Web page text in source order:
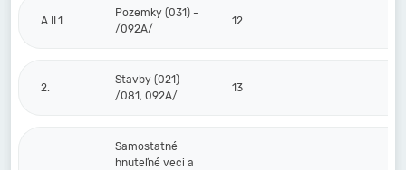
A.II.1.
Pozemky (031) -
/092A/
12
2.
Stavby (021) -
/081, 092A/
13
Samostatné
hnuteľné veci a